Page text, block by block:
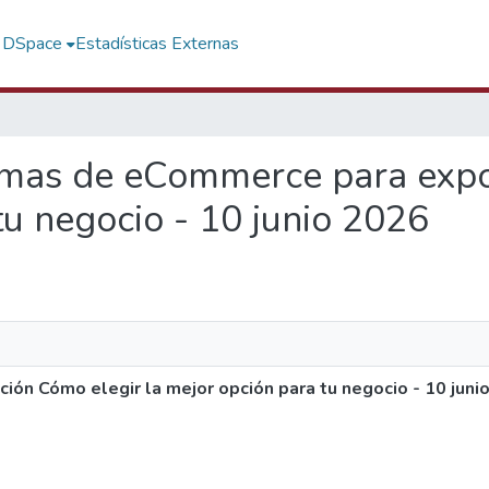
Estadísticas Externas
de eCommerce para
negocio - 10 junio 2026
Cómo elegir la mejor opción para tu negocio - 10